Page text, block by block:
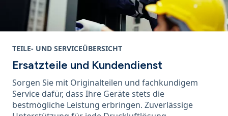
TEILE- UND SERVICEÜBERSICHT
Ersatzteile und Kundendienst
Sorgen Sie mit Originalteilen und fachkundigem
Service dafür, dass Ihre Geräte stets die
bestmögliche Leistung erbringen. Zuverlässige